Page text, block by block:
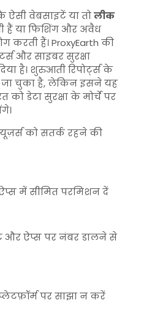
ऐसी वेबसाइटें या तोलीक
हैं या फिशिंग और अवैध
करती हैं। ProxyEarth की
और साइबर सुरक्षा
है। शुरुआती रिपोर्ट्स के
जा चुका है, लेकिन इसने यह
को डेटा सुरक्षा के मोर्चे पर
को सतर्क रहने की
में सीमित परमिशन दें
और ऐप्स पर नंबर डालने से
पर साझा न करें